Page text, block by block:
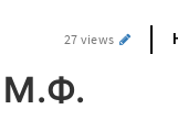
27 views
М.Ф.